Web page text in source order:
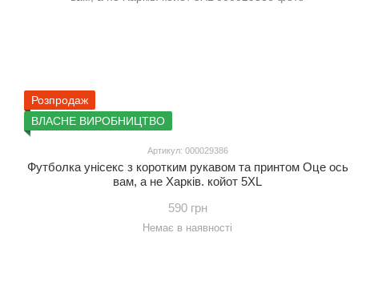
Розпродаж
ВЛАСНЕ ВИРОБНИЦТВО
Артикул: 000029386
Футболка унісекс з коротким рукавом та принтом Оце ось
вам, а не Харків. койот 5XL
590 грн
Немає в наявності